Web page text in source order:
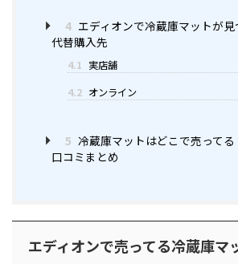
4 エディオンで冷蔵庫マットが
代替購入先
4.1 実店舗
4.2 オンライン
5 冷蔵庫マットはどこで売ってる
口コミまとめ
エディオンで売ってる冷蔵庫マ